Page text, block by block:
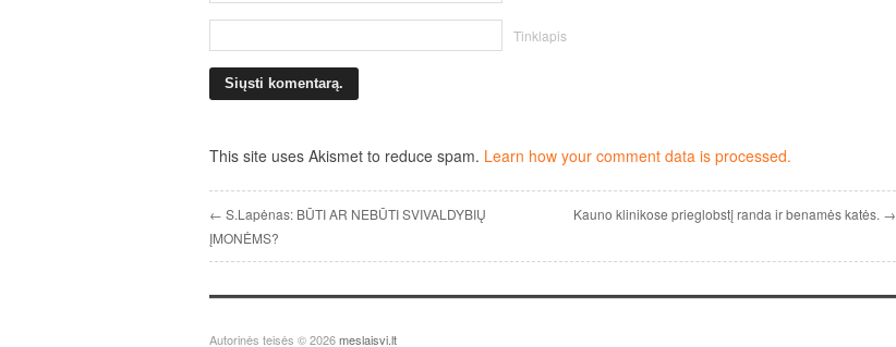
Tinklapis
This site uses Akismet to reduce spam. Learn how your comment data is processed.
← S.Lapėnas: BŪTI AR NEBŪTI SVIVALDYBIŲ
ĮMONĖMS?
Kauno klinikose prieglobstį randa ir benamės katės. →
Autorinės teisės © 2026meslaisvi.lt